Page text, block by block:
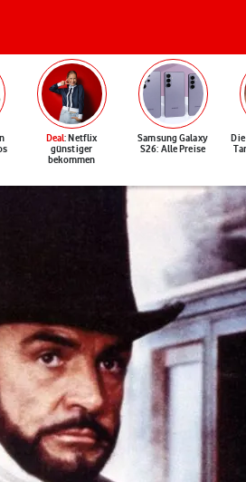
Deal: Netflix
günstiger
bekommen
Samsung Galaxy
S26: Alle Preise